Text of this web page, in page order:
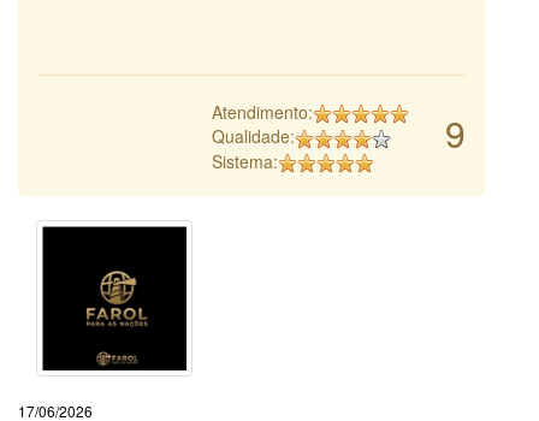
9
Atendimento:
Qualidade:
Sistema:
17/06/2026